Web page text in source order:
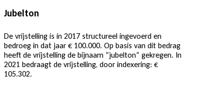
Jubelton
De vrijstelling is in 2017 structureel ingevoerd en
bedroeg in dat jaar € 100.000. Op basis van dit bedrag
heeft de vrijstelling de bijnaam “jubelton” gekregen. In
2021 bedraagt de vrijstelling, door indexering: €
105.302.